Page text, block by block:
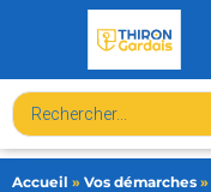
Accueil » Vos démarches »